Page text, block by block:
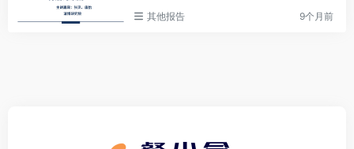
其他报告 9个月前